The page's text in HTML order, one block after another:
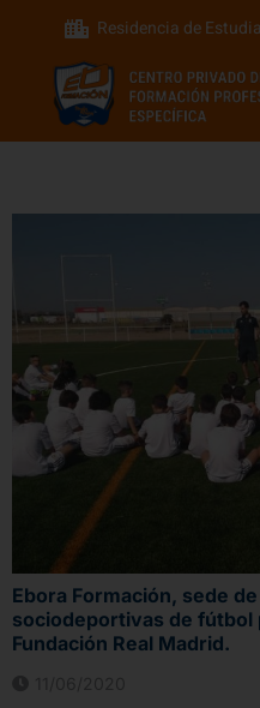
Residencia de
Ebora Formación, sede
sociodeportivas de fútbol
Fundación Real Madrid.